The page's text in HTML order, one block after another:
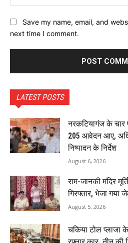
Save my name, email, and
next time I comment.
LATEST POSTS
नरकटियागंज के चार
205 आवेदन आए,
निष्पादन के निर्देश
August 6, 2026
राम-जानकी मंदिर
गिरफ्तार, भेजा गया
August 5, 2026
चकिया टोल